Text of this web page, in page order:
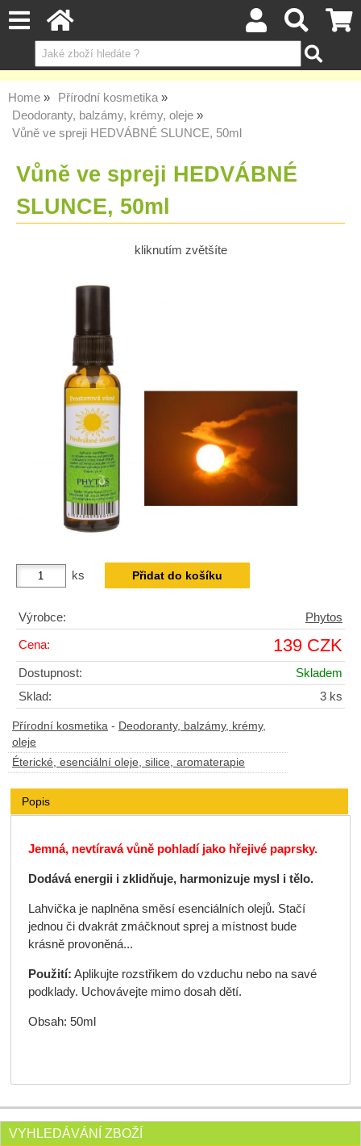
Home
Přírodní kosmetika
Deodoranty, balzámy, krémy, oleje
Vůně ve spreji HEDVÁBNÉ SLUNCE, 50ml
Vůně ve spreji HEDVÁBNÉ
SLUNCE, 50ml
kliknutím zvětšíte
ks
Výrobce: Phytos
Cena: 139 CZK
Dostupnost:
Skladem
Sklad:
3 ks
Přírodní kosmetika - Deodoranty, balzámy, krémy,
oleje
Éterické, esenciální oleje, silice, aromaterapie
Popis
Jemná, nevtíravá vůně pohladí jako hřejivé paprsky.
Dodává energii i zklidňuje, harmonizuje mysl i tělo.
Lahvička je naplněna směsí esenciálních olejů. Stačí
jednou či dvakrát zmáčknout sprej a místnost bude
krásně provoněná...
Použití: Aplikujte rozstřikem do vzduchu nebo na savé
podklady. Uchovávejte mimo dosah dětí.
Obsah: 50ml
VYHLEDÁVÁNÍ ZBOŽÍ